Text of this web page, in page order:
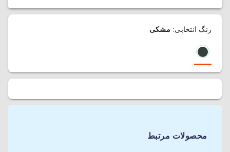
رنگ انتخابی: مشکی
محصولات مرتبط